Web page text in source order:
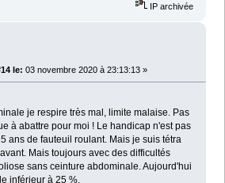
IP archivée
le: 03 novembre 2020 à 23:13:13 »
je respire très mal, limite malaise. Pas
à abattre pour moi ! Le handicap n'est pas
ans de fauteuil roulant. Mais je suis tétra
Mais toujours avec des difficultés
sans ceinture abdominale. Aujourd'hui
inférieur à 25 %.